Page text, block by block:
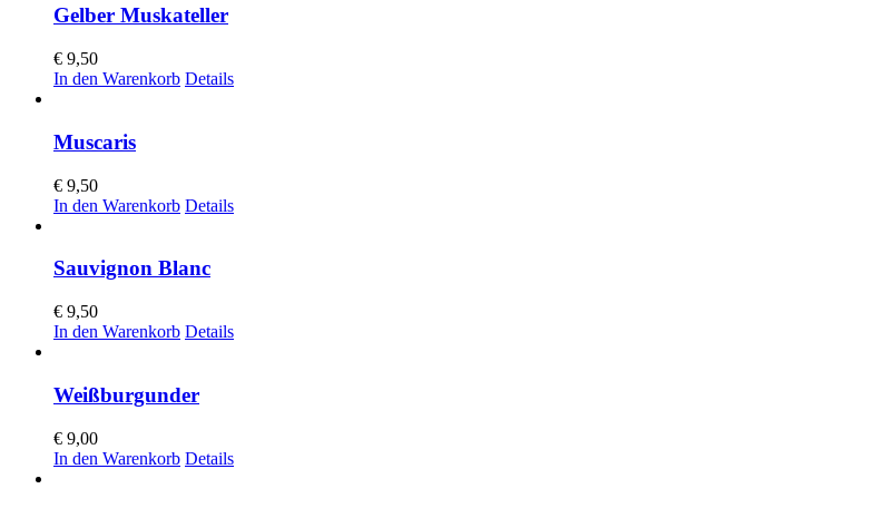
Gelber Muskateller
€ 9,50
In den Warenkorb Details
Muscaris
€ 9,50
In den Warenkorb Details
Sauvignon Blanc
€ 9,50
In den Warenkorb Details
Weißburgunder
€ 9,00
In den Warenkorb Details